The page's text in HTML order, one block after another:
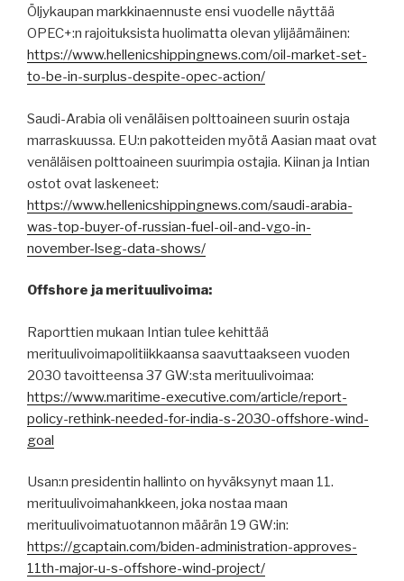
Öljykaupan markkinaennuste ensi vuodelle näyttää
OPEC+:n rajoituksista huolimatta olevan ylijäämäinen:
https://www.hellenicshippingnews.com/oil-market-set-
to-be-in-surplus-despite-opec-action/
Saudi-Arabia oli venäläisen polttoaineen suurin ostaja
marraskuussa. EU:n pakotteiden myötä Aasian maat ovat
venäläisen polttoaineen suurimpia ostajia. Kiinan ja Intian
ostot ovat laskeneet:
https://www.hellenicshippingnews.com/saudi-arabia-
was-top-buyer-of-russian-fuel-oil-and-vgo-in-
november-lseg-data-shows/
Offshore ja merituulivoima:
Raporttien mukaan Intian tulee kehittää
merituulivoimapolitiikkaansa saavuttaakseen vuoden
2030 tavoitteensa 37 GW:sta merituulivoimaa:
https://www.maritime-executive.com/article/report-
policy-rethink-needed-for-india-s-2030-offshore-wind-
goal
Usan:n presidentin hallinto on hyväksynyt maan 11.
merituulivoimahankkeen, joka nostaa maan
merituulivoimatuotannon määrän 19 GW:in:
https://gcaptain.com/biden-administration-approves-
11th-major-u-s-offshore-wind-project/